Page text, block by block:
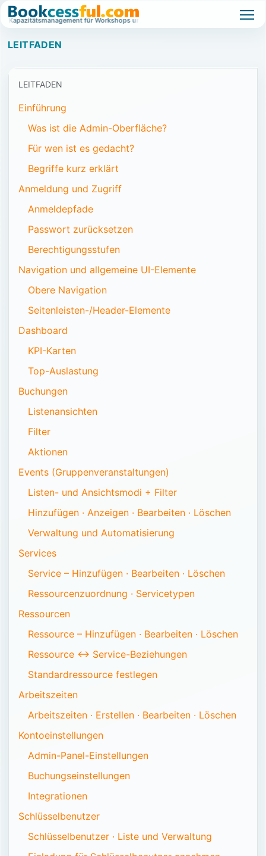
Kapazitätsmanagement für Workshops und Events. Wartelistenbasiertes
LEITFADEN
LEITFADEN
Einführung
Was ist die Admin-Oberfläche?
Für wen ist es gedacht?
Begriffe kurz erklärt
Anmeldung und Zugriff
Anmeldepfade
Passwort zurücksetzen
Berechtigungsstufen
Navigation und allgemeine UI-Elemente
Obere Navigation
Seitenleisten-/Header-Elemente
Dashboard
KPI-Karten
Top-Auslastung
Buchungen
Listenansichten
Filter
Aktionen
Events (Gruppenveranstaltungen)
Listen- und Ansichtsmodi + Filter
Hinzufügen · Anzeigen · Bearbeiten · Löschen
Verwaltung und Automatisierung
Services
Service – Hinzufügen · Bearbeiten · Löschen
Ressourcenzuordnung · Servicetypen
Ressourcen
Ressource – Hinzufügen · Bearbeiten · Löschen
Ressource ↔ Service-Beziehungen
Standardressource festlegen
Arbeitszeiten
Arbeitszeiten · Erstellen · Bearbeiten · Löschen
Kontoeinstellungen
Admin-Panel-Einstellungen
Buchungseinstellungen
Integrationen
Schlüsselbenutzer
Schlüsselbenutzer · Liste und Verwaltung